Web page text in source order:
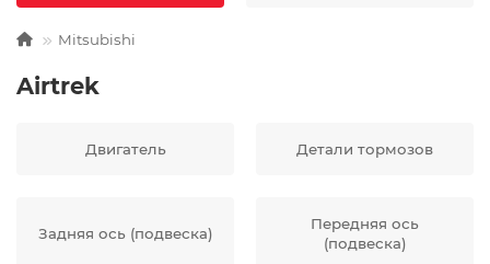
Mitsubishi
Airtrek
Двигатель Детали тормозов
Задняя ось (подвеска)
Передняя ось
(подвеска)